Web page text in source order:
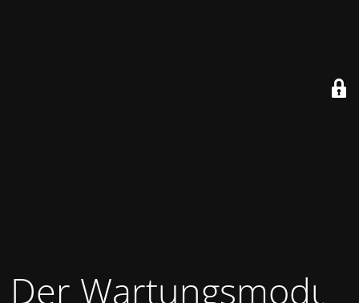
Der Wartungsmodus